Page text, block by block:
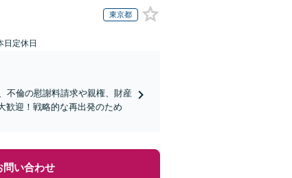
東京都
日定休日
不倫の慰謝料請求や親権、財産
歓迎！戦略的な再出発のため
問い合わせ